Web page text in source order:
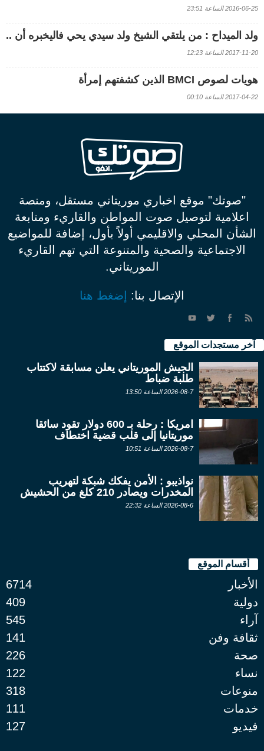
2016-06-25 الساعة 23:51
ولد الميداح : من يلتقي الشيخ ولد سيدي يحي فاليخبره أن ..
2017-11-20 الساعة 12:23
هويات لصوص BMCI الذين كشفتهم إمرأة
2017-04-22 الساعة 00:10
"صوتك" موقع اخباري موريتاني مستقل، ومنصة
اعلامية لتوصيل صوت المواطن والقاريء ومتابعة
الشأن المحلي والاقليمي أولاً بأول، إضافة للمواضيع
الاجتماعية والصحية والمتنوعة التي تهم القاريء
الموريتاني.
الإتصال بنا: إضغط هنا
آخر مستجدات الموقع
الجيش الموريتاني يعلن مسابقة لاكتتاب
طلبة ضباط
2026-08-7 الساعة 13:50
امريكا : رحلة بـ 600 دولار تقود سائقا
موريتانيا إلى قلب قضية اختطاف
2026-08-7 الساعة 10:51
نواذيبو : الأمن يفكك شبكة لتهريب
المخدرات ويصادر 210 كلغ من الحشيش
2026-08-6 الساعة 22:32
أقسام الموقع
الأخبار
6714
دولية
409
آراء
545
ثقافة وفن
141
صحة
226
نساء
122
منوعات
318
خدمات
111
فيديو
127